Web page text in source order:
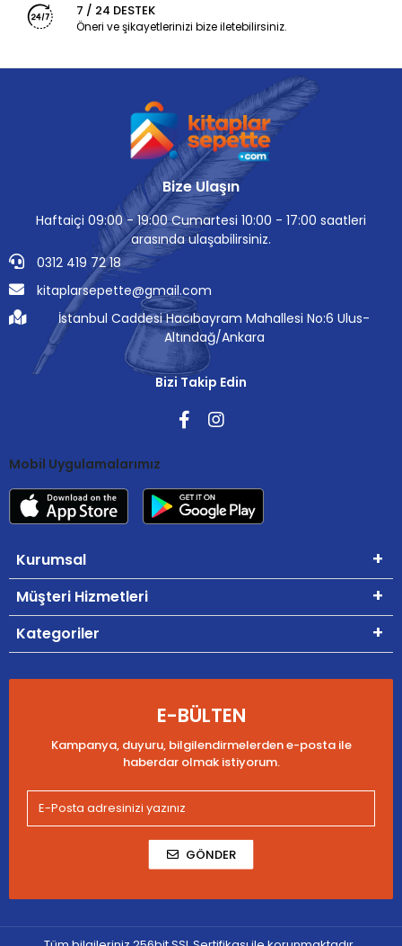
7 / 24 DESTEK
Öneri ve şikayetlerinizi bize iletebilirsiniz.
Bize Ulaşın
Haftaiçi 09:00 - 19:00 Cumartesi 10:00 - 17:00 saatleri
arasında ulaşabilirsiniz.
0312 419 72 18
kitaplarsepette@gmail.com
İstanbul Caddesi Hacıbayram Mahallesi No:6 Ulus-
Altındağ/Ankara
Bizi Takip Edin
Mobil Uygulamalarımız
Kurumsal
Müşteri Hizmetleri
Kategoriler
E-BÜLTEN
Kampanya, duyuru, bilgilendirmelerden e-posta ile
haberdar olmak istiyorum.
GÖNDER